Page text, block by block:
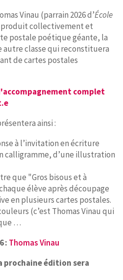
Vinau (parrain 2026 d’École
produit collectivement et
postale poétique géante, la
autre classe qui reconstituera
de cartes postales
complet
ainsi :
à l’invitation en écriture
calligramme, d’une illustration
que "Gros bisous et à
élève après découpage
en plusieurs cartes postales.
(c’est Thomas Vinau qui
…
: Thomas Vinau
prochaine édition sera